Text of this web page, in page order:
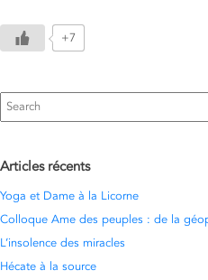
+7
Search
for:
Articles récents
Yoga et Dame à la Licorne
Colloque Ame des peuples : de la
L’insolence des miracles
Hécate à la source